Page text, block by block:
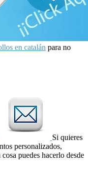
en catalán para no
Si quieres
personalizados,
puedes hacerlo desde